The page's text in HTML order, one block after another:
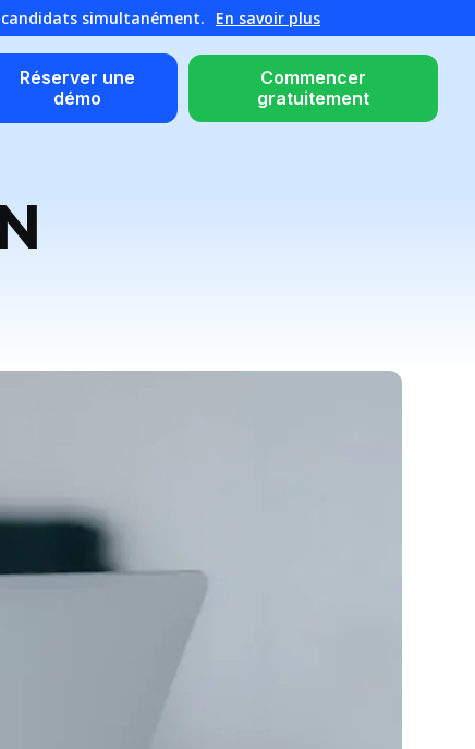
simultanément. En savoir plus
Réserver une
démo
Commencer
gratuitement